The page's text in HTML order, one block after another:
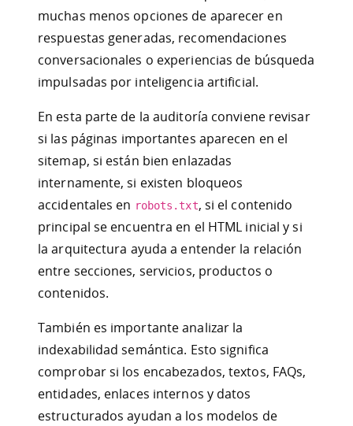
muchas menos opciones de aparecer en
respuestas generadas, recomendaciones
conversacionales o experiencias de búsqueda
impulsadas por inteligencia artificial.
En esta parte de la auditoría conviene revisar
si las páginas importantes aparecen en el
sitemap, si están bien enlazadas
internamente, si existen bloqueos
accidentales en robots.txt, si el contenido
principal se encuentra en el HTML inicial y si
la arquitectura ayuda a entender la relación
entre secciones, servicios, productos o
contenidos.
También es importante analizar la
indexabilidad semántica. Esto significa
comprobar si los encabezados, textos, FAQs,
entidades, enlaces internos y datos
estructurados ayudan a los modelos de